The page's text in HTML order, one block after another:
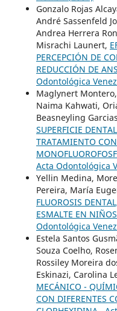
Gonzalo Rojas
André Sassenfeld
Andrea Herrera
Misrachi Launert,
PERCEPCIÓN DE
REDUCCIÓN DE
Odontológica
Maglynert
Naima Kahwati,
Beasneyling
SUPERFICIE
TRATAMIENTO
Acta Odontológica
Yellin Medina,
Pereira, María
FLUOROSIS
ESMALTE EN
Odontológica
Estela Santos
Souza Coelho,
Rossiley Moreira
Eskinazi, Carolina
MECÁNICO -
CON DIFERENTES